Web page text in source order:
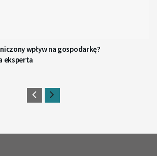
wpływ na gospodarkę?
eksperta